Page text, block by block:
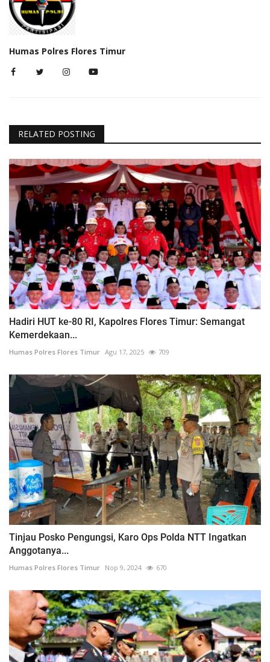
Humas Polres Flores Timur
RELATED POSTING
Hadiri HUT ke-80 RI, Kapolres Flores Timur: Semangat
Kemerdekaan...
Humas Polres Flores Timur Agu 17, 2025 709
Tinjau Posko Pengungsi, Karo Ops Polda NTT Ingatkan
Anggotanya...
Humas Polres Flores Timur Nop 9, 2024 670